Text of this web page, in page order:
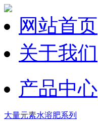
网站首页
关于我们
产品中心
大量元素水溶肥系列